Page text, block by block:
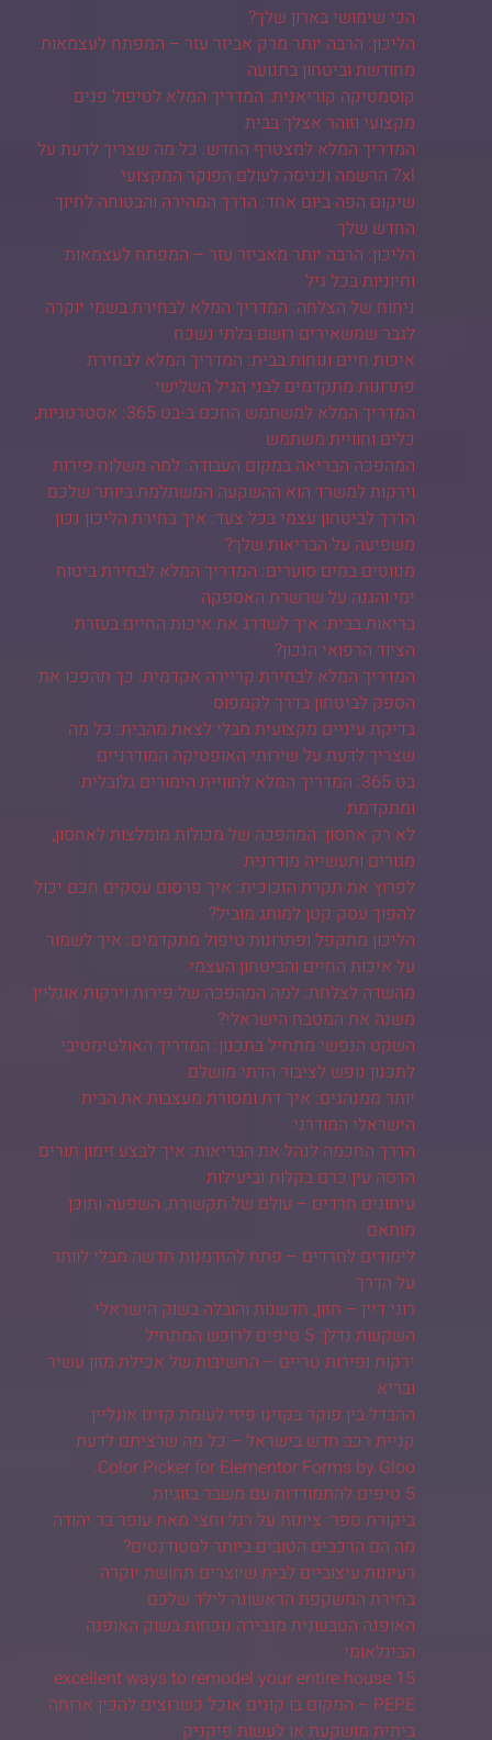
הכי שימושי בארון שלך?
הליכון: הרבה יותר מרק אביזר עזר – המפתח לעצמאות
מחודשת וביטחון בתנועה
קוסמטיקה קוריאנית: המדריך המלא לטיפול פנים
מקצועי וזוהר אצלך בבית
המדריך המלא למצטרף החדש: כל מה שצריך לדעת על
7xl הרשמה וכניסה לעולם הפוקר המקצועי
שיקום הפה ביום אחד: הדרך המהירה והבטוחה לחיוך
החדש שלך
הליכון: הרבה יותר מאביזר עזר – המפתח לעצמאות
וחיוניות בכל גיל
ניחוח של הצלחה: המדריך המלא לבחירת בשמי יוקרה
לגבר שמשאירים רושם בלתי נשכח
איכות חיים ונוחות בבית: המדריך המלא לבחירת
פתרונות מתקדמים לבני הגיל השלישי
המדריך המלא למשתמש החכם ב-בט 365: אסטרטגיות,
כלים וחוויית משתמש
המהפכה הבריאה במקום העבודה: למה משלוח פירות
וירקות למשרד הוא ההשקעה המשתלמת ביותר שלכם
הדרך לביטחון עצמי בכל צעד: איך בחירת הליכון נכון
משפיעה על הבריאות שלך?
מנווטים במים סוערים: המדריך המלא לבחירת ביטוח
ימי והגנה על שרשרת האספקה
בריאות בבית: איך לשדרג את איכות החיים בעזרת
הציוד הרפואי הנכון?
המדריך המלא לבחירת קריירה אקדמית: כך תהפכו את
הספק לביטחון בדרך לקמפוס
בדיקת עיניים מקצועית מבלי לצאת מהבית: כל מה
שצריך לדעת על שירותי האופטיקה המודרניים
בט 365: המדריך המלא לחוויית הימורים גלובלית
ומתקדמת
לא רק אחסון: המהפכה של מכולות מומלצות לאחסון,
מגורים ותעשייה מודרנית
לפרוץ את תקרת הזכוכית: איך פרסום עסקים חכם יכול
להפוך עסק קטן למותג מוביל?
הליכון מתקפל ופתרונות טיפול מתקדמים: איך לשמור
על איכות החיים והביטחון העצמי
מהשדה לצלחת: למה המהפכה של פירות וירקות אונליין
משנה את המטבח הישראלי?
השקט הנפשי מתחיל בתכנון: המדריך האולטימטיבי
לתכנון נופש לציבור הדתי מושלם
יותר ממנהגים: איך דת ומסורת מעצבות את הבית
הישראלי המודרני
הדרך החכמה לנהל את הבריאות: איך לבצע זימון תורים
הדסה עין כרם בקלות וביעילות
עיתונים חרדים – עולם של תקשורת, השפעה ותוכן
מותאם
לימודים לחרדים – פתח להזדמנות חדשה מבלי לוותר
על הדרך
רוני דיין – חזון, חדשנות והובלה בשוק הישראלי
השקעות נדלן: 5 טיפים לרוכש המתחיל
ירקות ופירות טריים – החשיבות של אכילת מזון עשיר
ובריא
ההבדל בין פוקר בקזינו פיזי לעומת קזינו אונליין
קניית רכב חדש בישראל – כל מה שרציתם לדעת
Color Picker for Elementor Forms by Gloo.
5 טיפים להתמודדות עם משבר בזוגיות
ביקורת ספר: ציונות על רגל וחצי מאת עופר בר יהודה
מה הם הרכבים הטובים ביותר לסטודנטים?
רעיונות עיצוביים לבית שיוצרים תחושת יוקרה
בחירת המשקפת הראשונה לילד שלכם
האופנה הטבעונית מגבירה נוכחות בשוק האופנה
הבינלאומי
15 excellent ways to remodel your entire house
PEPE – המקום בו קונים אוכל כשרוצים להכין ארוחה
ביתית מושקעת או לעשות פיקניק